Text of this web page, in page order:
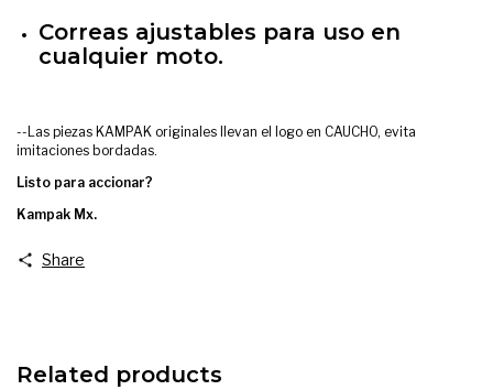
Correas ajustables para uso en
cualquier moto.
--Las piezas KAMPAK originales llevan el logo en CAUCHO, evita
imitaciones bordadas.
Listo para accionar?
Kampak Mx.
Share
Related products